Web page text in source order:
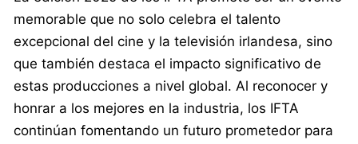
memorable que no solo celebra el talento
excepcional del cine y la televisión irlandesa, sino
que también destaca el impacto significativo de
estas producciones a nivel global. Al reconocer y
honrar a los mejores en la industria, los IFTA
continúan fomentando un futuro prometedor para